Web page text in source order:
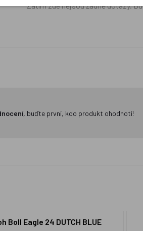
Zatím zde nejsou žádné dotazy.
buďte první, kdo produkt ohodnotí!
Boll Eagle 24 DUTCH BLUE